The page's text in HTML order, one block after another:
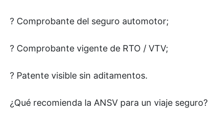
? Comprobante del seguro automotor;
? Comprobante vigente de RTO / VTV;
? Patente visible sin aditamentos.
¿Qué recomienda la ANSV para un viaje seguro?